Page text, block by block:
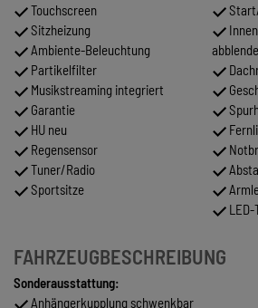
Touchscreen
Sitzheizung
Ambiente-Beleuchtung
Partikelfilter
Musikstreaming integriert
Garantie
HU neu
Regensensor
Tuner/Radio
Sportsitze
FAHRZEUGBESCHREIBUNG
Sonderausstattung:
Anhängerkupplung schwenkbar